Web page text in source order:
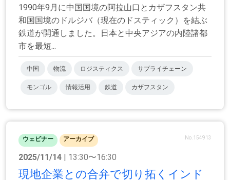
1990年9月に中国国境の阿拉山口とカザフスタン共
和国国境のドルジバ（現在のドスティック）を結ぶ
鉄道が開通しました。日本と中央アジアの内陸諸都
市を最短...
中国 物流 ロジスティクス サプライチェーン
モンゴル 情報活用 鉄道 カザフスタン
ウェビナー アーカイブ No.154913
2025/11/14 | 13:30〜16:30
現地企業との合弁で切り拓くインド